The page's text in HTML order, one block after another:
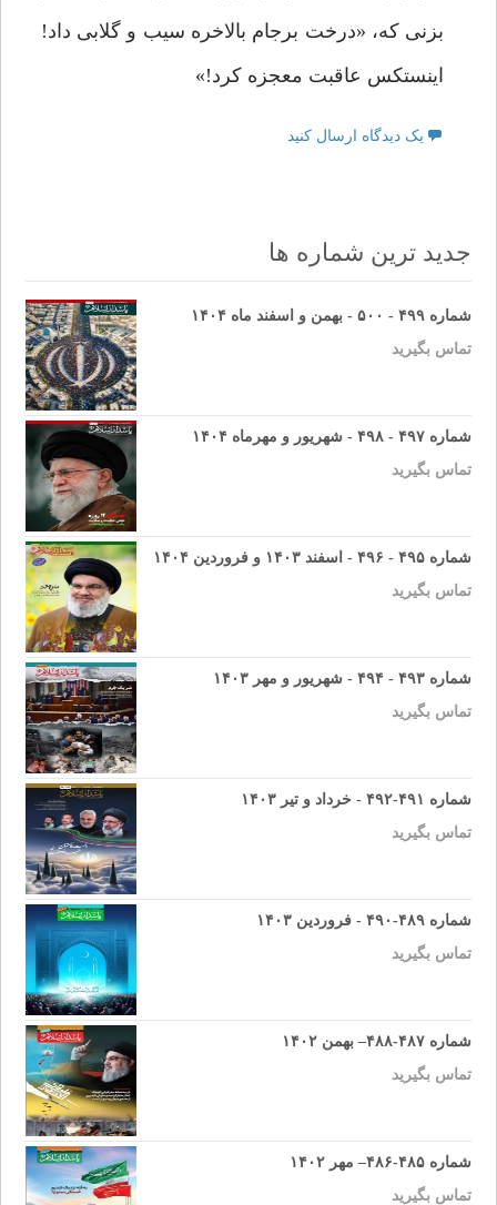
بزنی که، «درخت برجام بالاخره سیب و گلابی داد!
اینستکس عاقبت معجزه کرد!»
یک دیدگاه ارسال کنید
جدید ترین شماره ها
شماره ۴۹۹ - ۵۰۰ - بهمن و اسفند ماه ۱۴۰۴
تماس بگیرید
شماره ۴۹۷ - ۴۹۸ - شهریور و مهرماه ۱۴۰۴
تماس بگیرید
شماره ۴۹۵ - ۴۹۶ - اسفند ۱۴۰۳ و فروردین ۱۴۰۴
تماس بگیرید
شماره ۴۹۳ - ۴۹۴ - شهریور و مهر ۱۴۰۳
تماس بگیرید
شماره ۴۹۱-۴۹۲ - خرداد و تیر ۱۴۰۳
تماس بگیرید
شماره ۴۸۹-۴۹۰ - فروردین ۱۴۰۳
تماس بگیرید
شماره ۴۸۷-۴۸۸– بهمن ۱۴۰۲
تماس بگیرید
شماره ۴۸۵-۴۸۶– مهر ۱۴۰۲
تماس بگیرید